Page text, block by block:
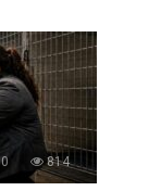
814